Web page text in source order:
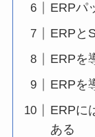
ERPパ
ERPと
ERPを
ERPを
ERPに
ある